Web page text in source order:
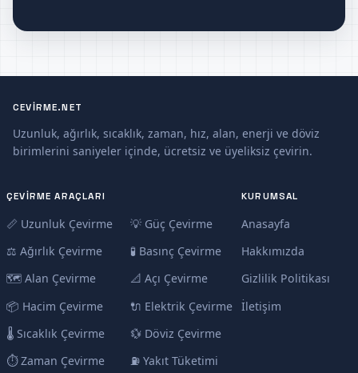
CEVIRME.NET
Uzunluk, ağırlık, sıcaklık, zaman, hız, alan, enerji ve döviz
birimlerini saniyeler içinde, ücretsiz ve üyeliksiz çevirin.
ÇEVIRME ARAÇLARI
📏 Uzunluk Çevirme
⚖️ Ağırlık Çevirme
🗺️ Alan Çevirme
📦 Hacim Çevirme
🌡️ Sıcaklık Çevirme
⏱️ Zaman Çevirme
💡 Güç Çevirme
🧪 Basınç Çevirme
📐 Açı Çevirme
🔌 Elektrik Çevirme
💱 Döviz Çevirme
⛽ Yakıt Tüketimi
KURUMSAL
Anasayfa
Hakkımızda
Gizlilik Politikası
İletişim